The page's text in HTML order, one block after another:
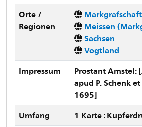
Orte /
Regionen
Meissen
Sachsen
Vogtland
Impressum
Prostant Amstel:
apud P. Schenk
1695]
Umfang
1 Karte :